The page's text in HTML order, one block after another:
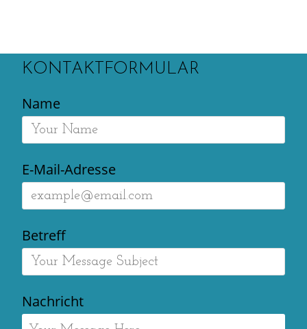
KONTAKTFORMULAR
Name
E-Mail-Adresse
Betreff
Nachricht